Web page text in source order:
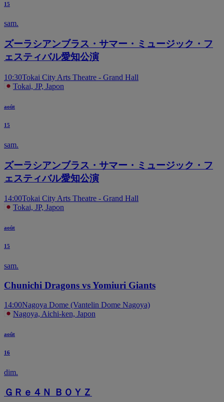
15
sam.
ズーラシアンブラス・サマー・ミュージック・フ
ェスティバル愛知公演
10:30Tokai City Arts Theatre - Grand Hall
Tokai, JP, Japon
août
15
sam.
ズーラシアンブラス・サマー・ミュージック・フ
ェスティバル愛知公演
14:00Tokai City Arts Theatre - Grand Hall
Tokai, JP, Japon
août
15
sam.
Chunichi Dragons vs Yomiuri Giants
14:00Nagoya Dome (Vantelin Dome Nagoya)
Nagoya, Aichi-ken, Japon
août
16
dim.
ＧＲｅ４Ｎ ＢＯＹＺ